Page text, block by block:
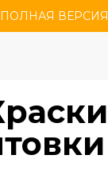
ПОЛНАЯ ВЕРСИЯ